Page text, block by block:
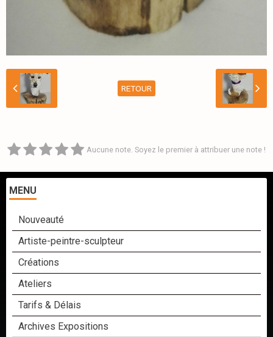
RETOUR
Aucune note. Soyez le premier à attribuer une note !
MENU
Nouveauté
Artiste-peintre-sculpteur
Créations
Ateliers
Tarifs & Délais
Archives Expositions